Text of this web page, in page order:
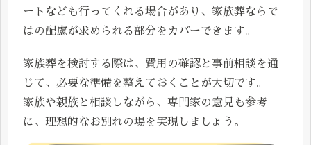
ートなども行ってくれる場合があり、家族葬ならで
はの配慮が求められる部分をカバーできます。
家族葬を検討する際は、費用の確認と事前相談を通
じて、必要な準備を整えておくことが大切です。
家族や親族と相談しながら、専門家の意見も参考
に、理想的なお別れの場を実現しましょう。